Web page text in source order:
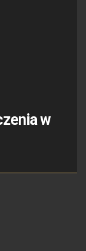
w